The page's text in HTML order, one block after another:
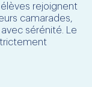
élèves rejoignent
camarades,
sérénité. Le